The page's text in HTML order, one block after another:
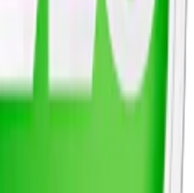
Velo
vilket tilltalar en global publik.